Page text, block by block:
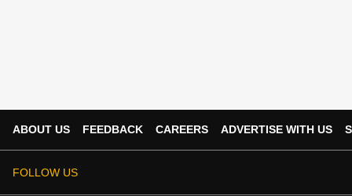
ABOUT US FEEDBACK CAREERS ADVERTISE WITH US
FOLLOW US